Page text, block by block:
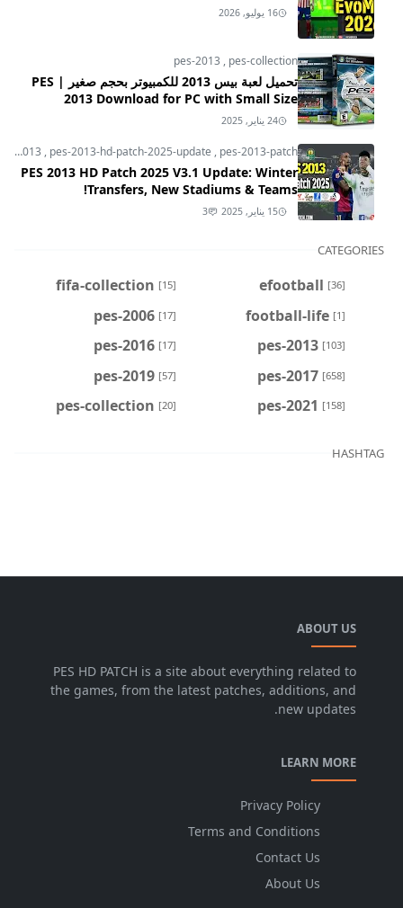
16 يوليو, 2026
pes-2013 , pes-collection
تحميل لعبة بيس 2013 للكمبيوتر بحجم صغير | PES
2013 Download for PC with Small Size
24 يناير, 2025
pes-2013 , pes-2013-hd-patch-2025-update , pes-2013-patch
PES 2013 HD Patch 2025 V3.1 Update: Winter
Transfers, New Stadiums & Teams!
15 يناير, 2025 3
CATEGORIES
efootball [36]
fifa-collection [15]
football-life [1]
pes-2006 [17]
pes-2013 [103]
pes-2016 [17]
pes-2017 [658]
pes-2019 [57]
pes-2021 [158]
pes-collection [20]
HASHTAG
ABOUT US
PES HD PATCH is a site about everything related to
the games, from the latest patches, additions, and
new updates.
LEARN MORE
Privacy Policy
Terms and Conditions
Contact Us
About Us